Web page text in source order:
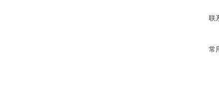
联
常